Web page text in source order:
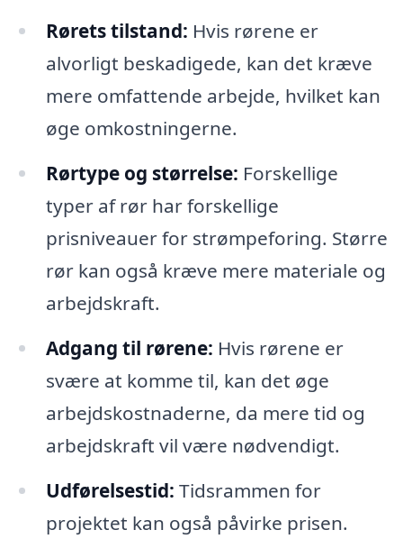
Rørets tilstand: Hvis rørene er
alvorligt beskadigede, kan det kræve
mere omfattende arbejde, hvilket kan
øge omkostningerne.
Rørtype og størrelse: Forskellige
typer af rør har forskellige
prisniveauer for strømpeforing. Større
rør kan også kræve mere materiale og
arbejdskraft.
Adgang til rørene: Hvis rørene er
svære at komme til, kan det øge
arbejdskostnaderne, da mere tid og
arbejdskraft vil være nødvendigt.
Udførelsestid: Tidsrammen for
projektet kan også påvirke prisen.